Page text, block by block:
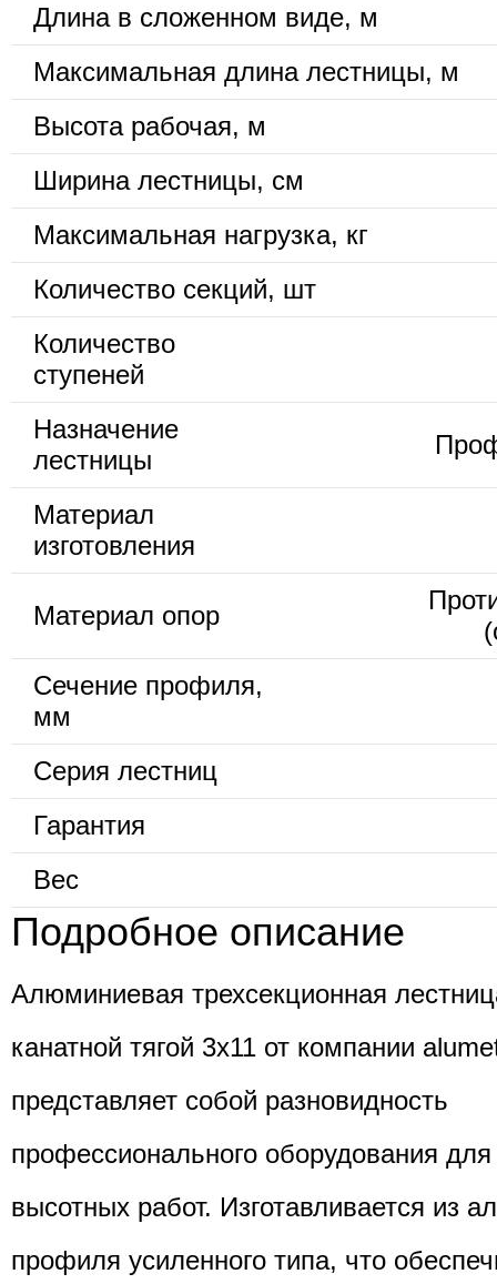
Длина в сложенном виде, м
Максимальная длина лестницы, м
Высота рабочая, м
Ширина лестницы, см
Максимальная нагрузка, кг
Количество секций, шт
Количество
ступеней
Назначение
лестницы
Материал
изготовления
Материал опор
Сечение профиля,
мм
Серия лестниц
Гарантия
Вес
Подробное описание
Алюминиевая трехсекционная
канатной тягой 3х11 от компании
представляет собой разновидность
профессионального оборудования
высотных работ. Изготавливается из
профиля усиленного типа, что